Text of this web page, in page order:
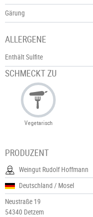
Gärung
ALLERGENE
Enthält Sulfite
SCHMECKT ZU
Vegetarisch
PRODUZENT
Weingut Rudolf Hoffmann
Deutschland / Mosel
Neustraße 19
54340 Detzem